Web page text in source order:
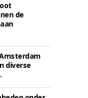
de
diverse